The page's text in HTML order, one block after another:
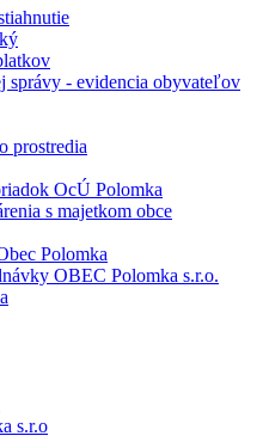
správy - evidencia obyvateľov
prostredia
OcÚ Polomka
s majetkom obce
Polomka
OBEC Polomka s.r.o.
s.r.o